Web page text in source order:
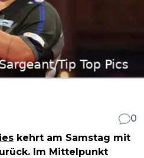
0
kehrt am Samstag mit
Im Mittelpunkt